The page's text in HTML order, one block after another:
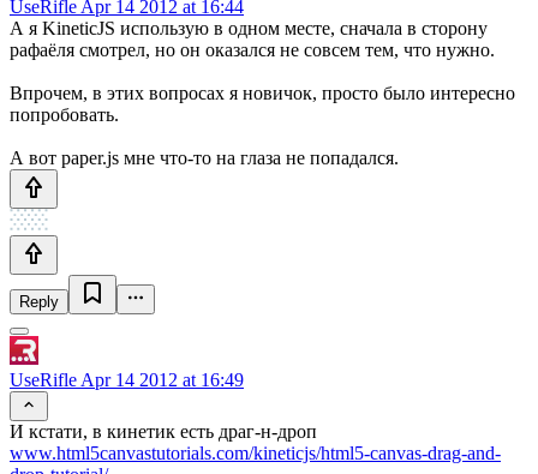
UseRifle Apr 14 2012 at 16:44
А я KineticJS использую в одном месте, сначала в сторону
рафаёля смотрел, но он оказался не совсем тем, что нужно.
Впрочем, в этих вопросах я новичок, просто было интересно
попробовать.
А вот paper.js мне что-то на глаза не попадался.
Reply
UseRifle Apr 14 2012 at 16:49
И кстати, в кинетик есть драг-н-дроп
www.html5canvastutorials.com/kineticjs/html5-canvas-drag-and-